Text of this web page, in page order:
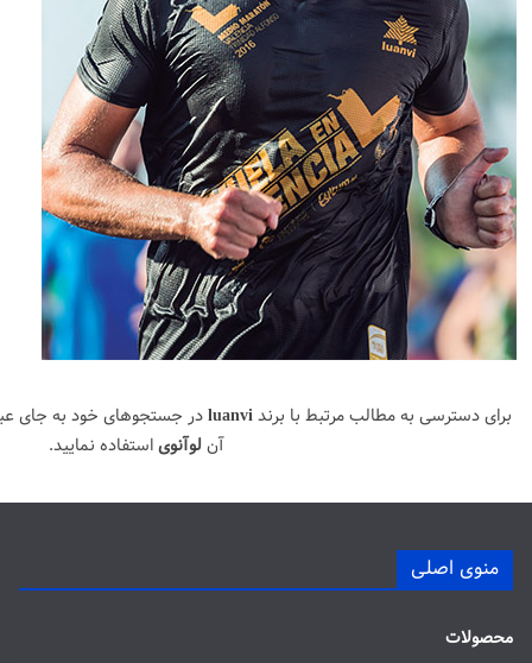
برای دسترسی به مطالب مرتبط با برندluanviدر جستجوهای خود به جای
آن لوآنویاستفاده نمایید.
منوی اصلی
محصولات